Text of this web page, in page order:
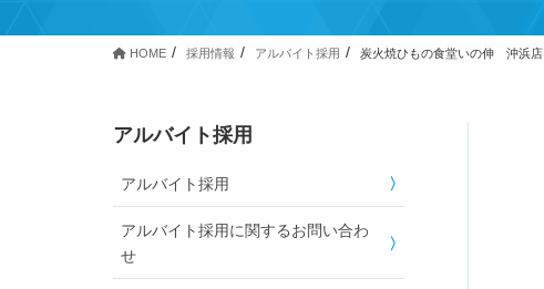
HOME 採用情報 アルバイト採用 炭火焼ひもの食堂いの伸 沖浜店
アルバイト採用
アルバイト採用
アルバイト採用に関するお問い合わ
せ